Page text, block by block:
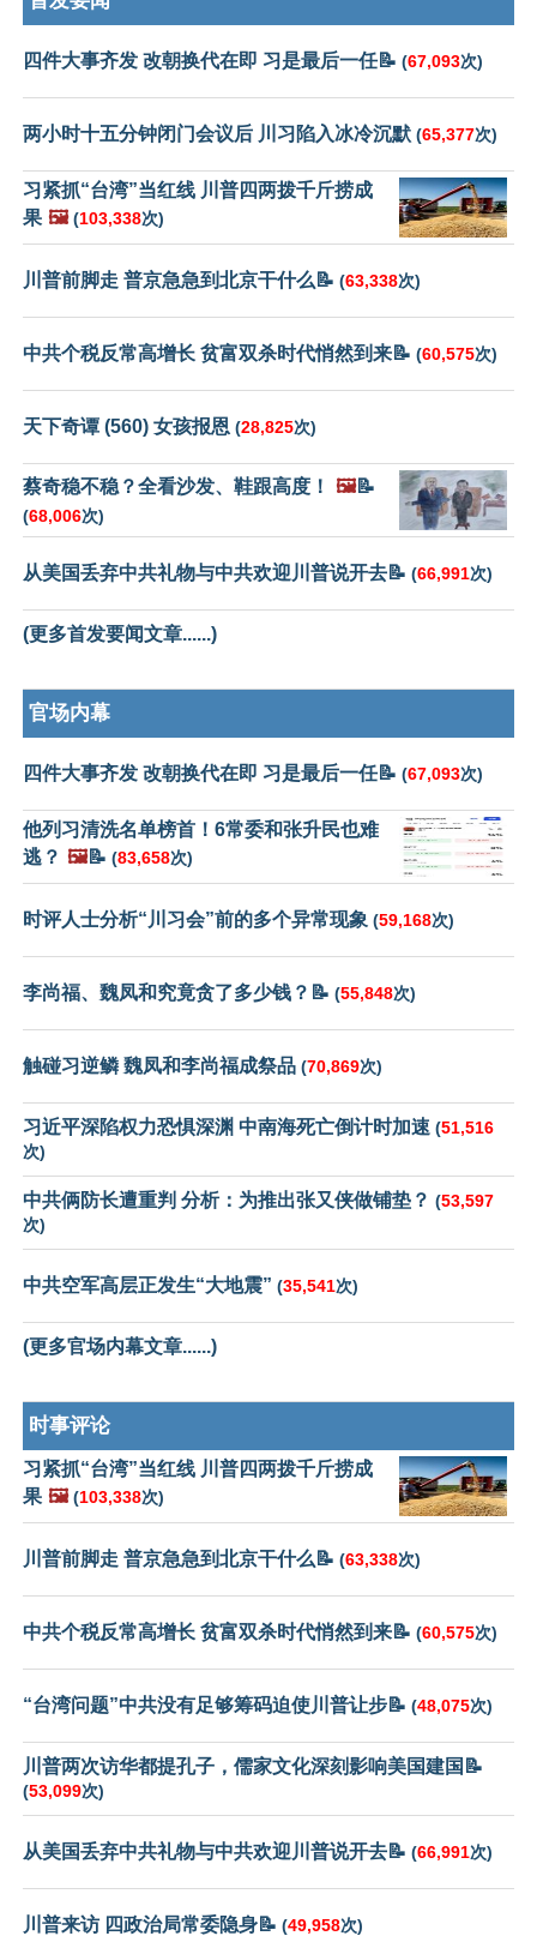
四件大事齐发 改朝换代在即 习是最后一任📝 (67,093次)
两小时十五分钟闭门会议后 川习陷入冰冷沉默 (65,377次)
习紧抓“台湾”当红线 川普四两拨千斤捞成
果 🖼️ (103,338次)
川普前脚走 普京急急到北京干什么📝 (63,338次)
中共个税反常高增长 贫富双杀时代悄然到来📝 (60,575次)
天下奇谭 (560) 女孩报恩 (28,825次)
蔡奇稳不稳？全看沙发、鞋跟高度！ 🖼️📝
(68,006次)
从美国丢弃中共礼物与中共欢迎川普说开去📝 (66,991次)
(更多首发要闻文章......)
官场内幕
四件大事齐发 改朝换代在即 习是最后一任📝 (67,093次)
他列习清洗名单榜首！6常委和张升民也难
逃？ 🖼️📝 (83,658次)
时评人士分析“川习会”前的多个异常现象 (59,168次)
李尚福、魏凤和究竟贪了多少钱？📝 (55,848次)
触碰习逆鳞 魏凤和李尚福成祭品 (70,869次)
习近平深陷权力恐惧深渊 中南海死亡倒计时加速 (51,516
次)
中共俩防长遭重判 分析：为推出张又侠做铺垫？ (53,597
次)
中共空军高层正发生“大地震” (35,541次)
(更多官场内幕文章......)
时事评论
习紧抓“台湾”当红线 川普四两拨千斤捞成
果 🖼️ (103,338次)
川普前脚走 普京急急到北京干什么📝 (63,338次)
中共个税反常高增长 贫富双杀时代悄然到来📝 (60,575次)
“台湾问题”中共没有足够筹码迫使川普让步📝 (48,075次)
川普两次访华都提孔子，儒家文化深刻影响美国建国📝
(53,099次)
从美国丢弃中共礼物与中共欢迎川普说开去📝 (66,991次)
川普来访 四政治局常委隐身📝 (49,958次)